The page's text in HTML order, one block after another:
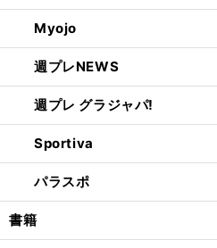
Myojo
週プレNEWS
週プレ グラジャパ!
Sportiva
パラスポ
書籍